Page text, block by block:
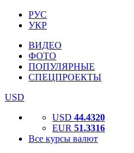
РУС
УКР
ВИДЕО
ФОТО
ПОПУЛЯРНЫЕ
СПЕЦПРОЕКТЫ
USD
USD 44.4320
EUR 51.3316
Все курсы валют